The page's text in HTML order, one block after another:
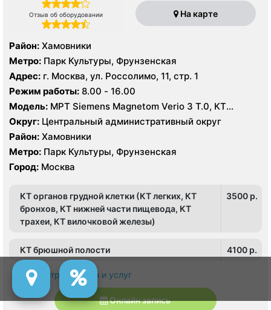
Отзыв об оборудовании На карте
Район: Хамовники
Метро: Парк Культуры, Фрунзенская
Адрес: г. Москва, ул. Россолимо, 11, стр. 1
Режим работы: 8.00 - 16.00
Модель: МРТ Siemens Magnetom Verio 3 Т.0, КТ
Toshiba Aquilion 160 срезов, УЗИ
Округ: Центральный административный округ
Район: Хамовники
Метро: Парк Культуры, Фрунзенская
Город: Москва
КТ органов грудной клетки (КТ легких, КТ
бронхов, КТ нижней части пищевода, КТ
трахеи, КТ вилочковой железы)
3500 p.
КТ брюшной полости 4100 p.
Просмотр всех цен и услуг
Онлайн запись